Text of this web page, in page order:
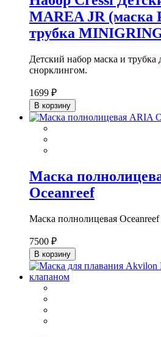
MAREA JR (маска
трубка
Детский набор маска и трубка
снорклингом.
1699 ₽
В корзину
Маска
Oceanreef
Маска полнолицевая
7500 ₽
В корзину